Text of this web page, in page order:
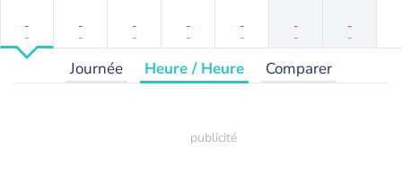
-
-
-
-
-
-
-
-
-
-
-
-
-
-
Journée Heure / Heure Comparer